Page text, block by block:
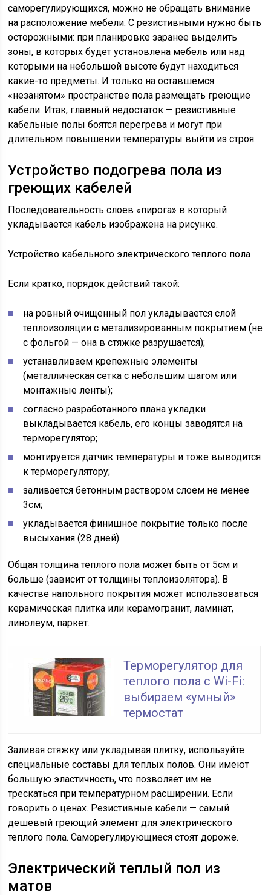
саморегулирующихся, можно не обращать внимание
на расположение мебели. С резистивными нужно быть
осторожными: при планировке заранее выделить
зоны, в которых будет установлена мебель или над
которыми на небольшой высоте будут находиться
какие-то предметы. И только на оставшемся
«незанятом» пространстве пола размещать греющие
кабели. Итак, главный недостаток — резистивные
кабельные полы боятся перегрева и могут при
длительном повышении температуры выйти из строя.
Устройство подогрева пола из
греющих кабелей
Последовательность слоев «пирога» в который
укладывается кабель изображена на рисунке.
Устройство кабельного электрического теплого пола
Если кратко, порядок действий такой:
на ровный очищенный пол укладывается слой
теплоизоляции с метализированным покрытием (не
с фольгой — она в стяжке разрушается);
устанавливаем крепежные элементы
(металлическая сетка с небольшим шагом или
монтажные ленты);
согласно разработанного плана укладки
выкладывается кабель, его концы заводятся на
терморегулятор;
монтируется датчик температуры и тоже выводится
к терморегулятору;
заливается бетонным раствором слоем не менее
3см;
укладывается финишное покрытие только после
высыхания (28 дней).
Общая толщина теплого пола может быть от 5см и
больше (зависит от толщины теплоизолятора). В
качестве напольного покрытия может использоваться
керамическая плитка или керамогранит, ламинат,
линолеум, паркет.
Терморегулятор для
теплого пола с Wi-Fi:
выбираем «умный»
термостат
Заливая стяжку или укладывая плитку, используйте
специальные составы для теплых полов. Они имеют
большую эластичность, что позволяет им не
трескаться при температурном расширении. Если
говорить о ценах. Резистивные кабели — самый
дешевый греющий элемент для электрического
теплого пола. Саморегулирующиеся стоят дороже.
Электрический теплый пол из
матов